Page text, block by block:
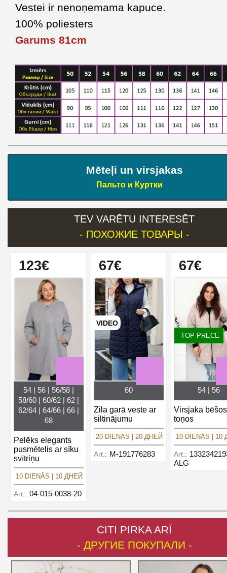
Vestei ir nenoņemama kapuce.
100% poliesters
Garums 81cm
Mēteļi un virsjakas
Пальто и Куртки
TEV VARĒTU INTERESĒT
- ПОХОЖИЕ ТОВАРЫ -
123€
54 | 56 | 56/58 |
58/60 | 60/62 | 62 |
62/64 | 64/66 | 66 |
68
Pelēks elegants
pusmētelis ar sīku
svītriņu
10 DIENĀS | 10 ДНЕЙ
Art.: 04-015-0038-20
67€
VIDEO
60
Zila garā veste ar
siltinājumu
20 DIENĀS | 20 ДНЕЙ
Art.: M-191776283
67€
TOP PRECE
54 | 56
Virsjaka bēšos
toņos
10 DIENĀS | 10
Art.:
ALG
CITI PIRKA ARĪ
- ДРУГИЕ ПОКУПАЛИ -